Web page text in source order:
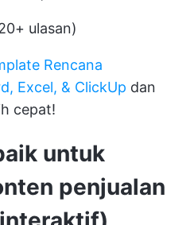
ulasan)
Rencana
Excel, & ClickUp dan
cepat!
untuk
penjualan